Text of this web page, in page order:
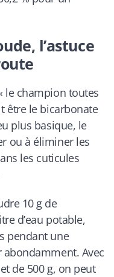
l’astuce
le champion toutes
être le bicarbonate
plus basique, le
ou à éliminer les
les cuticules
10 g de
d’eau potable,
pendant une
Avec
de 500 g, on peut